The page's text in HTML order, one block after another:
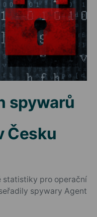
spywarů
Česku
statistiky pro operační
spywary Agent